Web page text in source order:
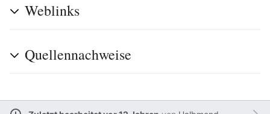
Weblinks
Quellennachweise